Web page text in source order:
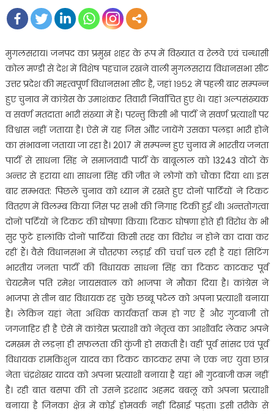
मुगलसराय। जनपद का प्रमुख शहर के रूप में विख्यात व रेलवे एवं चन्धासी
कोल मण्डी से देश में विशेष पहचान रखने वाली मुगलसराय विधानसभा सीट
उत्तर प्रदेश की महत्वपूर्ण विधानसभा सीट है, जहां १९५२ में पहली बार सम्पन्न
हुए चुनाव में कांग्रेस के उमाशंकर तिवारी निर्वाचित हुए थे। यहां अल्पसंख्यक
व सवर्ण मतदाता भारी संख्या में हैं। परन्तु किसी भी पार्टी ने सवर्ण प्रत्याशी पर
विश्वास नहीं जताया है। ऐसे में यह जिस ओीर जायेंगे उसका पलड़ा भारी होने
का संभावना जताया जा रहा है। 2017 में सम्पन्न हुए चुनाव में भारतीय जनता
पार्टी से साधना सिंह ने समाजवादी पार्टी के बाबूलाल को 13243 वोटों के
अन्तर से हराया था। साधना सिंह की जीत ने लोगों को चौंका दिया था। इस
बार सम्भवत: पिछले चुनाव को ध्यान में रखते हुए दोनों पार्टियों ने टिकट
वितरण में विलम्ब किया जिस पर सभी की निगाह टिकी हुई थी। अन्ततोगत्वा
दोनों पर्टियों ने टिकट की घोषणा किया। टिकट घोषणा होते ही विरोध के भी
सुर फुटे हालांकि दोनों पार्टियां किसी तरह का विरोध न होने का दावा कर
रहीं हैं। वैसे विधानसभा में चौतरफा लड़ाई की चर्चा चल रही है यहां सिटिंग
भारतीय जनता पार्टी की विधायक साधना सिंह का टिकट काटकर पूर्व
चेयरमैन पति रमेश जायसवाल को भाजपा ने मौका दिया है। कांग्रेस ने
भाजपा से तीन बार विधायक रह चुके छब्बू पटेल को अपना प्रत्याशी बनाया
है। लेकिन यहां नेता अधिक कार्यकर्ता कम हो गए हैं और गुटबाजी तो
जगजाहिर ही है ऐसे में कांग्रेस प्रत्याशी को नेतृत्व का आशीर्वाद लेकर अपने
दमखम से लडऩा ही सफलता की कुंजी हो सकती है। वहीं पूर्व सांसद एवं पूर्व
विधायक रामकिशुन यादव का टिकट काटकर सपा ने एक नए युवा छात्र
नेता चंद्रशेखर यादव को अपना प्रत्याशी बनाया है यहां भी गुटबाजी कम नहीं
है। रही बात बसपा की तो उसने इरशाद अहमद बबलू को अपना प्रत्याशी
बनाया है जिनका क्षेत्र में कोई होमवर्क नहीं दिखाई पड़ता। इसी तरीके से